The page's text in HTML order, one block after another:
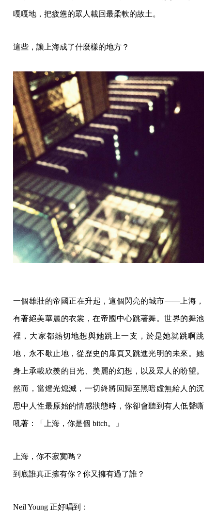
嘎嘎地，把疲憊的眾人載回最柔軟的故土。
這些，讓上海成了什麼樣的地方？
一個雄壯的帝國正在升起，這個閃亮的城市——上海，
有著絕美華麗的衣裳，在帝國中心跳著舞。世界的舞池
裡，大家都熱切地想與她跳上一支，於是她就跳啊跳
地，永不歇止地，從歷史的扉頁又跳進光明的未來。她
身上承載欣羨的目光、美麗的幻想，以及眾人的盼望。
然而，當燈光熄滅，一切終將回歸至黑暗虛無給人的沉
思中人性最原始的情感狀態時，你卻會聽到有人低聲嘶
吼著：「上海，你是個 bitch。」
上海，你不寂寞嗎？
到底誰真正擁有你？你又擁有過了誰？
Neil Young 正好唱到：